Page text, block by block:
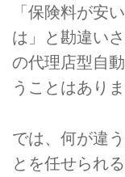
「保険料が安
は」と勘違い
の代理店型自
うことはありま
では、何が違
とを任せられ